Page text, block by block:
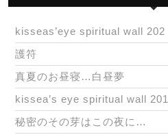
kisseas’eye spiritual wall 202
護符
真夏のお昼寝…白昼夢
kissea’s eye spiritual wall 201
秘密のその芽はこの夜に…